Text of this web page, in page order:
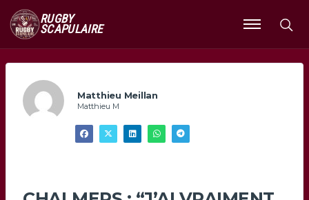
RUGBY
SCAPULAIRE
Ouvrir
le
Matthieu Meillan
Matthieu M